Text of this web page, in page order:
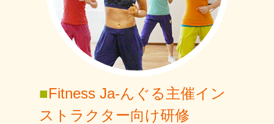
■Fitness Ja-んぐる主催イン
ストラクター向け研修